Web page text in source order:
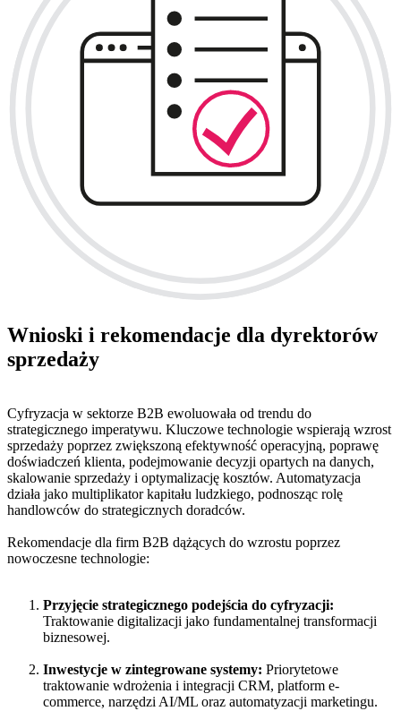
Wnioski i rekomendacje dla dyrektorów
sprzedaży
Cyfryzacja w sektorze B2B ewoluowała od trendu do
strategicznego imperatywu. Kluczowe technologie wspierają wzrost
sprzedaży poprzez zwiększoną efektywność operacyjną, poprawę
doświadczeń klienta, podejmowanie decyzji opartych na danych,
skalowanie sprzedaży i optymalizację kosztów. Automatyzacja
działa jako multiplikator kapitału ludzkiego, podnosząc rolę
handlowców do strategicznych doradców.
Rekomendacje dla firm B2B dążących do wzrostu poprzez
nowoczesne technologie:
Przyjęcie strategicznego podejścia do cyfryzacji:
Traktowanie digitalizacji jako fundamentalnej transformacji
biznesowej.
Inwestycje w zintegrowane systemy: Priorytetowe
traktowanie wdrożenia i integracji CRM, platform e-
commerce, narzędzi AI/ML oraz automatyzacji marketingu.